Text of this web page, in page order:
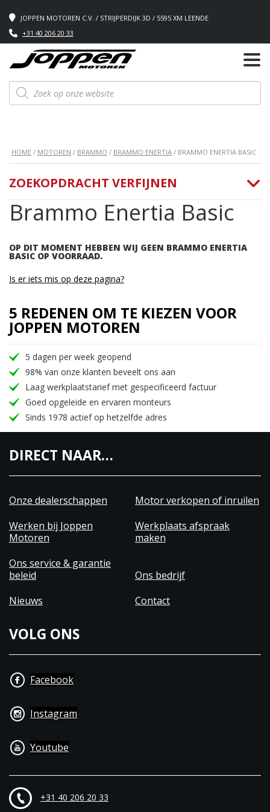
JOPPEN MOTOREN C.V. / STRIJPERDIJK 3D / 5595 XM LEENDE
+31 40 206 20 33
Producten
zoeken
HOME / MOTOREN / BRAMMO / BRAMMO ENERTIA / BRAMMO ENERTIA BASIC
Brammo Enertia Basic
OP DIT MOMENT HEBBEN WIJ GEEN BRAMMO ENERTIA
BASIC OP VOORRAAD.
ZOEKOPDRACHT VERFIJNEN
Is er iets mis op deze pagina?
5 REDENEN OM TE KIEZEN VOOR
JOPPEN MOTOREN
5 dagen per week geopend
98% van onze klanten beveelt ons aan
Laag werkplaatstarief met gespecificeerd factuur
Goed opgeleide en ervaren monteurs
Sinds 1978 actief op hetzelfde adres
DIRECT NAAR…
Onze dealerschappen
Motor verkopen of inruilen
Werken bij Joppen
Motoren
Werkplaats afspraak
maken
Ons service & garantie
beleid
Ons bedrijf
Nieuws
Contact
VOLG ONS
Facebook
Instagram
Youtube
+31 40 206 20 33